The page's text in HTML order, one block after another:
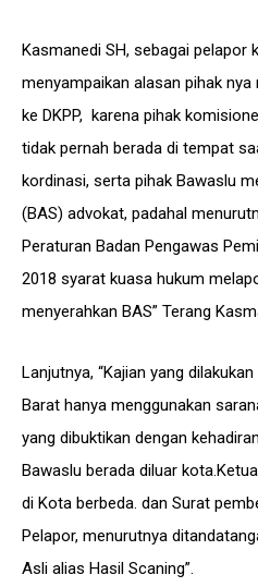
Kasmanedi SH, sebagai pelapor
menyampaikan alasan pihak
ke DKPP, karena pihak
tidak pernah berada di tempat
kordinasi, serta pihak Bawaslu
(BAS) advokat, padahal
Peraturan Badan Pengawas
2018 syarat kuasa hukum
menyerahkan BAS” Terang
Lanjutnya, “Kajian yang
Barat hanya menggunakan
yang dibuktikan dengan
Bawaslu berada diluar
di Kota berbeda. dan Surat
Pelapor, menurutnya
Asli alias Hasil Scaning”.